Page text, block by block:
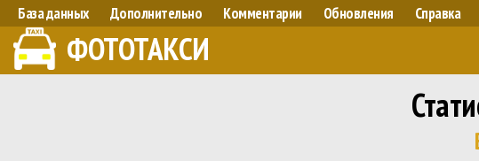
База данных Дополнительно Комментарии Обновления Справка
ФОТОТАКСИ